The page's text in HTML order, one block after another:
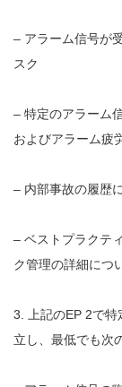
– アラーム信号が
スク
– 特定のアラーム
およびアラーム疲
– 内部事故の履歴
– ベストプラクテ
ク管理の詳細につ
3. 上記のEP 2で
立し、最低でも次